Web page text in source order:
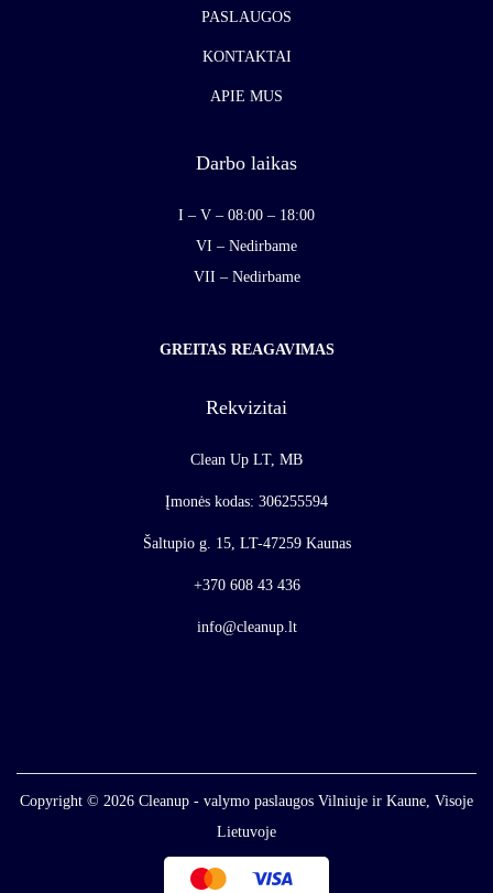
PASLAUGOS
KONTAKTAI
APIE MUS
Darbo laikas
I – V – 08:00 – 18:00
VI – Nedirbame
VII – Nedirbame
GREITAS REAGAVIMAS
Rekvizitai
Clean Up LT, MB
Įmonės kodas: 306255594
Šaltupio g. 15, LT-47259 Kaunas
+370 608 43 436
info@cleanup.lt
Copyright © 2026 Cleanup - valymo paslaugos Vilniuje ir Kaune, Visoje
Lietuvoje